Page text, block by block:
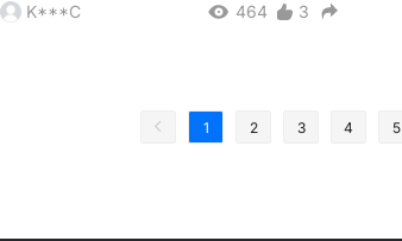
K***C 464 3
1 2 3 4 5